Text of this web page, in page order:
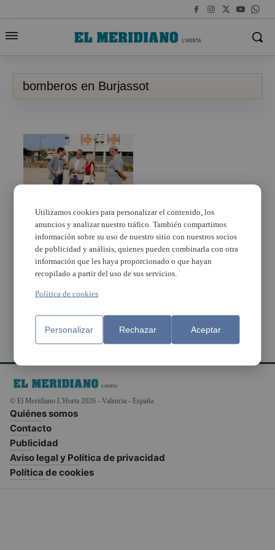
bomberos en Burjassot
La Diputació de
València inicia los
trámites para la
construcción de un
nuevo parque de
bomberos en Burjassot
© El Meridiano L'Horta 2026 - Valencia - España
Quiénes somos
Contacto
Publicidad
Aviso legal y Política de privacidad
Política de cookies
Utilizamos cookies para personalizar el contenido, los
anuncios y analizar nuestro tráfico. También compartimos
información sobre su uso de nuestro sitio con nuestros socios
de publicidad y análisis, quienes pueden combinarla con otra
información que les haya proporcionado o que hayan
recopilado a partir del uso de sus servicios.
Política de cookies
Personalizar Rechazar Aceptar